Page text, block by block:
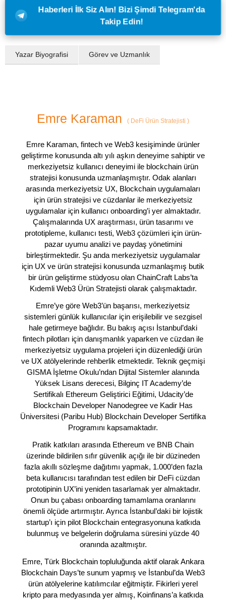
Haberleri İlk Siz Alın! Bizi Şimdi Telegram'da
Takip Edin!
Yazar Biyografisi Görev ve Uzmanlık
Emre Karaman ( DeFi Ürün Stratejisti )
Emre Karaman, fintech ve Web3 kesişiminde ürünler
geliştirme konusunda altı yılı aşkın deneyime sahiptir ve
merkeziyetsiz kullanıcı deneyimi ile blockchain ürün
stratejisi konusunda uzmanlaşmıştır. Odak alanları
arasında merkeziyetsiz UX, Blockchain uygulamaları
için ürün stratejisi ve cüzdanlar ile merkeziyetsiz
uygulamalar için kullanıcı onboarding’i yer almaktadır.
Çalışmalarında UX araştırması, ürün tasarımı ve
prototipleme, kullanıcı testi, Web3 çözümleri için ürün-
pazar uyumu analizi ve paydaş yönetimini
birleştirmektedir. Şu anda merkeziyetsiz uygulamalar
için UX ve ürün stratejisi konusunda uzmanlaşmış butik
bir ürün geliştirme stüdyosu olan ChainCraft Labs’ta
Kıdemli Web3 Ürün Stratejisti olarak çalışmaktadır.
Emre’ye göre Web3’ün başarısı, merkeziyetsiz
sistemleri günlük kullanıcılar için erişilebilir ve sezgisel
hale getirmeye bağlıdır. Bu bakış açısı İstanbul’daki
fintech pilotları için danışmanlık yaparken ve cüzdan ile
merkeziyetsiz uygulama projeleri için düzenlediği ürün
ve UX atölyelerinde rehberlik etmektedir. Teknik geçmişi
GISMA İşletme Okulu’ndan Dijital Sistemler alanında
Yüksek Lisans derecesi, Bilginç IT Academy’de
Sertifikalı Ethereum Geliştirici Eğitimi, Udacity’de
Blockchain Developer Nanodegree ve Kadir Has
Üniversitesi (Paribu Hub) Blockchain Developer Sertifika
Programını kapsamaktadır.
Pratik katkıları arasında Ethereum ve BNB Chain
üzerinde bildirilen sıfır güvenlik açığı ile bir düzineden
fazla akıllı sözleşme dağıtımı yapmak, 1.000’den fazla
beta kullanıcısı tarafından test edilen bir DeFi cüzdan
prototipinin UX’ini yeniden tasarlamak yer almaktadır.
Onun bu çabası onboarding tamamlama oranlarını
önemli ölçüde artırmıştır. Ayrıca İstanbul’daki bir lojistik
startup’ı için pilot Blockchain entegrasyonuna katkıda
bulunmuş ve belgelerin doğrulama süresini yüzde 40
oranında azaltmıştır.
Emre, Türk Blockchain topluluğunda aktif olarak Ankara
Blockchain Days’te sunum yapmış ve İstanbul’da Web3
ürün atölyelerine katılımcılar eğitmiştir. Fikirleri yerel
kripto para medyasında yer almış, Koinfinans’a katkıda